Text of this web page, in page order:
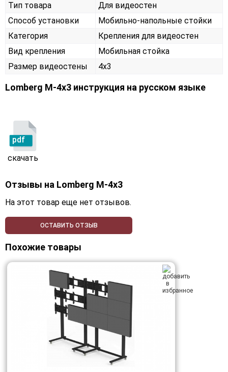
Тип товара
Для видеостен
Способ установки
Мобильно-напольные стойки
Категория
Крепления для видеостен
Вид крепления
Мобильная стойка
Размер видеостены
4x3
Lomberg M-4х3 инструкция на русском языке
pdf
скачать
Отзывы на Lomberg M-4х3
На этот товар еще нет отзывов.
ОСТАВИТЬ ОТЗЫВ
Похожие товары